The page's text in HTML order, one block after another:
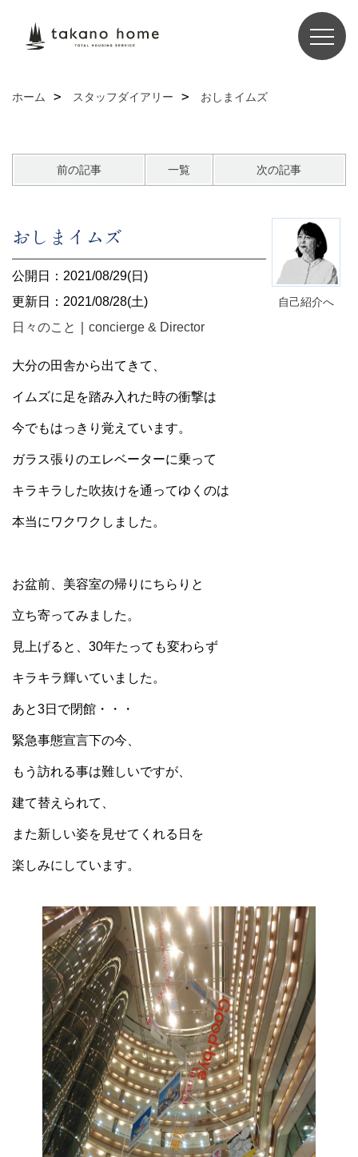
ホーム スタッフダイアリー おしまイムズ
前の記事 一覧 次の記事
自己紹介へ
おしまイムズ
公開日：2021/08/29(日)
更新日：2021/08/28(土)
日々のこと
concierge & Director
大分の田舎から出てきて、
イムズに足を踏み入れた時の衝撃は
今でもはっきり覚えています。
ガラス張りのエレベーターに乗って
キラキラした吹抜けを通ってゆくのは
本当にワクワクしました。
お盆前、美容室の帰りにちらりと
立ち寄ってみました。
見上げると、30年たっても変わらず
キラキラ輝いていました。
あと3日で閉館・・・
緊急事態宣言下の今、
もう訪れる事は難しいですが、
建て替えられて、
また新しい姿を見せてくれる日を
楽しみにしています。